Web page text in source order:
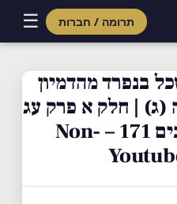
תרומה / חברות ☰
contentבנפרד מהדמיון
(ג) | חלק א פרק עג
(טז) | מורה נבוכים 171 – Non-